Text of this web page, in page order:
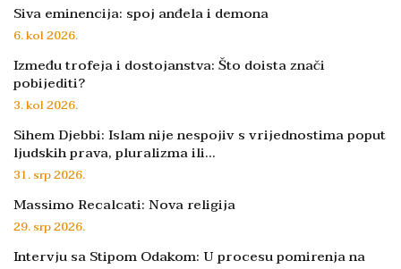
Siva eminencija: spoj anđela i demona
6. kol 2026.
Između trofeja i dostojanstva: Što doista znači
pobijediti?
3. kol 2026.
Sihem Djebbi: Islam nije nespojiv s vrijednostima poput
ljudskih prava, pluralizma ili…
31. srp 2026.
Massimo Recalcati: Nova religija
29. srp 2026.
Intervju sa Stipom Odakom: U procesu pomirenja na